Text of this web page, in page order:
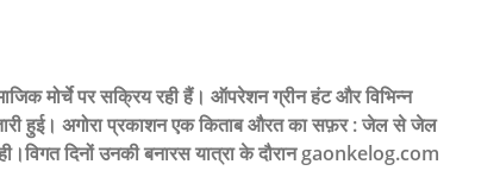
मोर्चे पर सक्रिय रही हैं। ऑपरेशन ग्रीन हंट और विभिन्न
हुई। अगोरा प्रकाशन एक किताब औरत का सफ़र : जेल से जेल
दिनों उनकी बनारस यात्रा के दौरान gaonkelog.com